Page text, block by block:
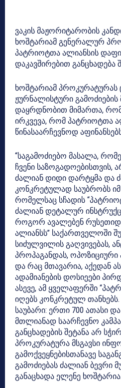
ვაკის მაჟორიტარობის
ხოშტარიამ გენერალურ
პატრიოტთა ალიანსის
დაკავშირებით განცხადება
ხოშტარიამ პროკურატურას
ჟურნალისტური გამოძიების
დაყრდნობით მიმართა,
ირკვევა, რომ პატრიოტთა
წინასაარჩევნოდ
“საგამოძიებო მასალა,
ჩვენი საზოგადოებისთვის,
ძალიან დიდი დარტყმა და
კონკრეტულად საუბრობს
რომელსაც სჩადის
ძალიან დეტალურ
როგორ ავალებენ
ალიანსს” საქართველოში
სიძულვილის გაღვივებას,
პროპაგანდას, ოპოზიციური
და რაც მთავარია, აქედან
ადამიანების დოსიეები
ასევე, ამ ყველაფერში
იღებს კონკრეტულ
საუბარი: ერთი 700 ათასი
მთლიანად საარჩევნო
განცხადების შეტანა არ
პროკურატურა მსგავსი
გამოქვეყნებისთანავე
გამოძიებას ძალიან ბევრი
განაცხადა ელენე ხოშტარია.